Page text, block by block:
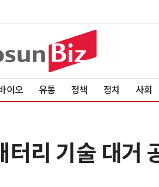
이오 유통 정책 정치 사회
리 기술 대거